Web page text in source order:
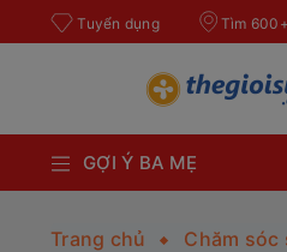
Tuyển dụng Tìm
GỢI Ý BA MẸ
Trang chủ Chăm sóc